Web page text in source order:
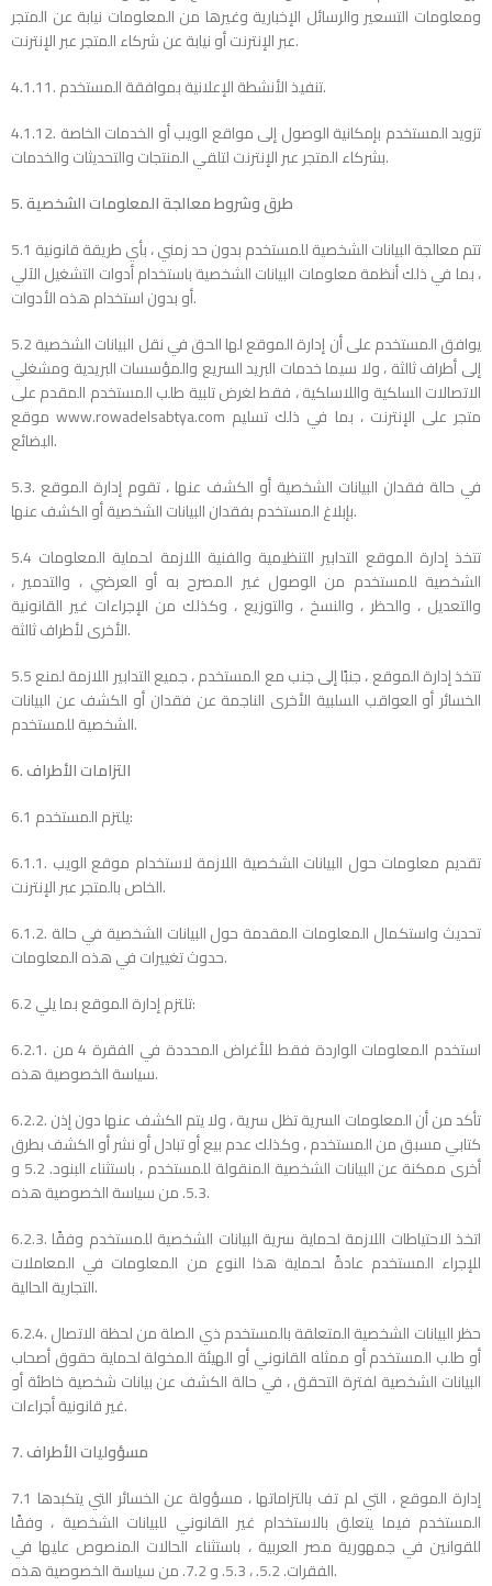
ومعلومات التسعير والرسائل الإخبارية وغيرها من المعلومات نيابة عن المتجر
عبر الإنترنت أو نيابة عن شركاء المتجر عبر الإنترنت.
4.1.11. تنفيذ الأنشطة الإعلانية بموافقة المستخدم.
4.1.12. تزويد المستخدم بإمكانية الوصول إلى مواقع الويب أو الخدمات الخاصة
بشركاء المتجر عبر الإنترنت لتلقي المنتجات والتحديثات والخدمات.
5. طرق وشروط معالجة المعلومات الشخصية
5.1 تتم معالجة البيانات الشخصية للمستخدم بدون حد زمني ، بأي طريقة قانونية
، بما في ذلك أنظمة معلومات البيانات الشخصية باستخدام أدوات التشغيل الآلي
أو بدون استخدام هذه الأدوات.
5.2 يوافق المستخدم على أن إدارة الموقع لها الحق في نقل البيانات الشخصية
إلى أطراف ثالثة ، ولا سيما خدمات البريد السريع والمؤسسات البريدية ومشغلي
الاتصالات السلكية واللاسلكية ، فقط لغرض تلبية طلب المستخدم المقدم على
موقع www.rowadelsabtya.com متجر على الإنترنت ، بما في ذلك تسليم
البضائع.
5.3. في حالة فقدان البيانات الشخصية أو الكشف عنها ، تقوم إدارة الموقع
بإبلاغ المستخدم بفقدان البيانات الشخصية أو الكشف عنها.
5.4 تتخذ إدارة الموقع التدابير التنظيمية والفنية اللازمة لحماية المعلومات
الشخصية للمستخدم من الوصول غير المصرح به أو العرضي ، والتدمير ،
والتعديل ، والحظر ، والنسخ ، والتوزيع ، وكذلك من الإجراءات غير القانونية
الأخرى لأطراف ثالثة.
5.5 تتخذ إدارة الموقع ، جنبًا إلى جنب مع المستخدم ، جميع التدابير اللازمة لمنع
الخسائر أو العواقب السلبية الأخرى الناجمة عن فقدان أو الكشف عن البيانات
الشخصية للمستخدم.
6. التزامات الأطراف
6.1 يلتزم المستخدم:
6.1.1. تقديم معلومات حول البيانات الشخصية اللازمة لاستخدام موقع الويب
الخاص بالمتجر عبر الإنترنت.
6.1.2. تحديث واستكمال المعلومات المقدمة حول البيانات الشخصية في حالة
حدوث تغييرات في هذه المعلومات.
6.2 تلتزم إدارة الموقع بما يلي:
6.2.1. استخدم المعلومات الواردة فقط للأغراض المحددة في الفقرة 4 من
سياسة الخصوصية هذه.
6.2.2. تأكد من أن المعلومات السرية تظل سرية ، ولا يتم الكشف عنها دون إذن
كتابي مسبق من المستخدم ، وكذلك عدم بيع أو تبادل أو نشر أو الكشف بطرق
أخرى ممكنة عن البيانات الشخصية المنقولة للمستخدم ، باستثناء البنود. 5.2 و
5.3. من سياسة الخصوصية هذه.
6.2.3. اتخذ الاحتياطات اللازمة لحماية سرية البيانات الشخصية للمستخدم وفقًا
للإجراء المستخدم عادةً لحماية هذا النوع من المعلومات في المعاملات
التجارية الحالية.
6.2.4. حظر البيانات الشخصية المتعلقة بالمستخدم ذي الصلة من لحظة الاتصال
أو طلب المستخدم أو ممثله القانوني أو الهيئة المخولة لحماية حقوق أصحاب
البيانات الشخصية لفترة التحقق ، في حالة الكشف عن بيانات شخصية خاطئة أو
غير قانونية أجراءات.
7. مسؤوليات الأطراف
7.1 إدارة الموقع ، التي لم تف بالتزاماتها ، مسؤولة عن الخسائر التي يتكبدها
المستخدم فيما يتعلق بالاستخدام غير القانوني للبيانات الشخصية ، وفقًا
للقوانين في جمهورية مصر العربية ، باستثناء الحالات المنصوص عليها في
الفقرات. 5.2. ، 5.3. و 7.2. من سياسة الخصوصية هذه.